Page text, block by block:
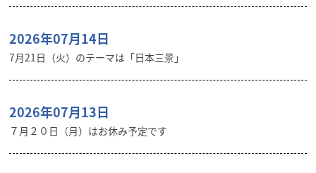
2026年07月14日
7月21日（火）のテーマは「日本三景」
2026年07月13日
７月２０日（月）はお休み予定です